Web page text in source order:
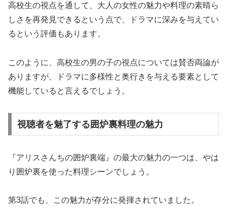
高校生の視点を通して、大人の女性の魅力や料理の素晴ら
しさを再発見できるという点で、ドラマに深みを与えてい
るという評価もあります。
このように、高校生の男の子の視点については賛否両論が
ありますが、ドラマに多様性と奥行きを与える要素として
機能していると言えるでしょう。
視聴者を魅了する囲炉裏料理の魅力
『アリスさんちの囲炉裏端』の最大の魅力の一つは、やは
り囲炉裏を使った料理シーンでしょう。
第3話でも、この魅力が存分に発揮されていました。